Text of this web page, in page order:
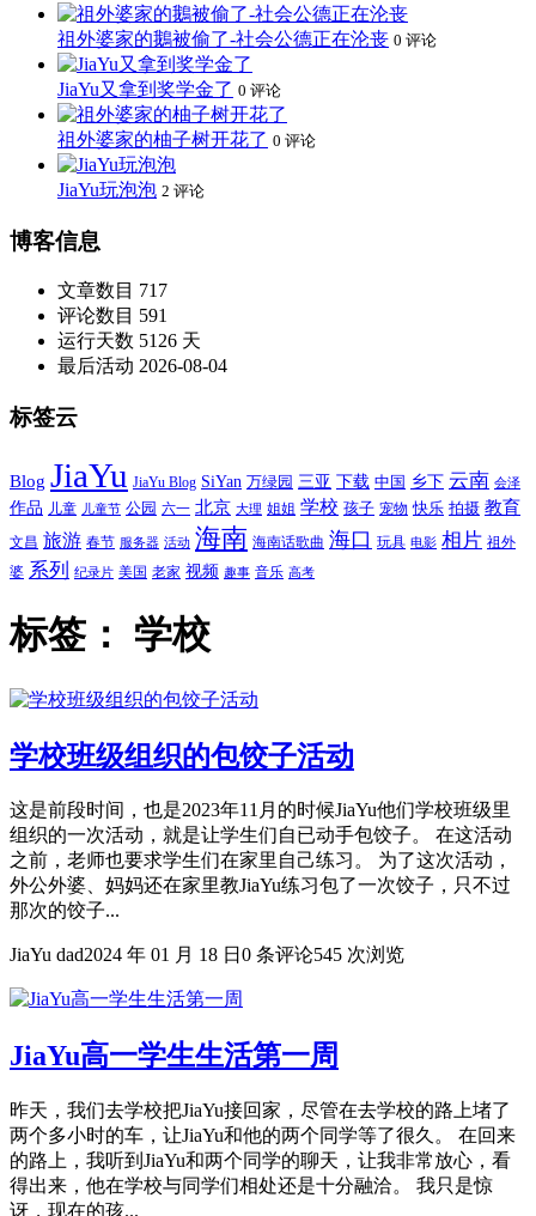
祖外婆家的鵝被偷了-社会公德正在沦丧 0 评论
JiaYu又拿到奖学金了 0 评论
祖外婆家的柚子树开花了 0 评论
JiaYu玩泡泡 2 评论
博客信息
文章数目 717
评论数目 591
运行天数 5126 天
最后活动 2026-08-04
标签云
Blog JiaYu JiaYu Blog SiYan 万绿园 三亚 下载 中国 乡下 云南 会泽
作品 儿童 儿童节 公园 六一 北京 大理 姐姐 学校 孩子 宠物 快乐 拍摄 教育
文昌 旅游 春节 服务器 活动 海南 海南话歌曲 海口 玩具 电影 相片 祖外
婆 系列 纪录片 美国 老家 视频 趣事 音乐 高考
标签： 学校
学校班级组织的包饺子活动
这是前段时间，也是2023年11月的时候JiaYu他们学校班级里
组织的一次活动，就是让学生们自已动手包饺子。 在这活动
之前，老师也要求学生们在家里自己练习。 为了这次活动，
外公外婆、妈妈还在家里教JiaYu练习包了一次饺子，只不过
那次的饺子...
JiaYu dad2024 年 01 月 18 日 0 条评论545 次浏览
JiaYu高一学生生活第一周
昨天，我们去学校把JiaYu接回家，尽管在去学校的路上堵了
两个多小时的车，让JiaYu和他的两个同学等了很久。 在回来
的路上，我听到JiaYu和两个同学的聊天，让我非常放心，看
得出来，他在学校与同学们相处还是十分融洽。 我只是惊
讶，现在的孩...